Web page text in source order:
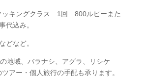
ッキングクラス 1回 800ルピーまた
代込み。
など。
地域、バラナシ、アグラ、リシケ
アー・個人旅行の手配も承ります。